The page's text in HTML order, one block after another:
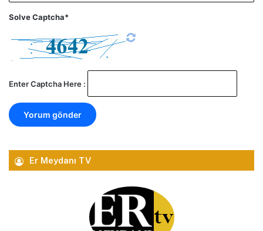
Solve Captcha*
Enter Captcha Here :
Er Meydanı TV